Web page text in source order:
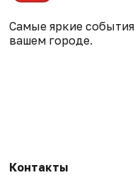
Самые яркие
вашем городе.
Контакты